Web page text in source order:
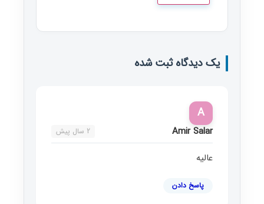
یک دیدگاه ثبت شده
A
Amir Salar 2 سال پیش
عالیه
پاسخ دادن